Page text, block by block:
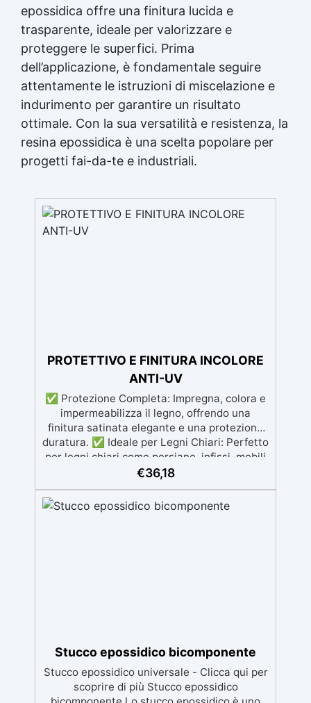
epossidica offre una finitura lucida e
trasparente, ideale per valorizzare e
proteggere le superfici. Prima
dell’applicazione, è fondamentale seguire
attentamente le istruzioni di miscelazione e
indurimento per garantire un risultato
ottimale. Con la sua versatilità e resistenza, la
resina epossidica è una scelta popolare per
progetti fai-da-te e industriali.
PROTETTIVO E FINITURA INCOLORE
ANTI-UV
✅ Protezione Completa: Impregna, colora e
impermeabilizza il legno, offrendo una
finitura satinata elegante e una protezione
duratura. ✅ Ideale per Legni Chiari: Perfetto
per legni chiari come persiane, infissi, mobili
da giardino, recinzioni e altri arredi esterni.
l'umidità e l'acqua, proteggendo il legno dalla
corrosione e mantenendolo asciutto. ✅
€36,18
Stucco epossidico bicomponente
Stucco epossidico universale - Clicca qui per
scoprire di più Stucco epossidico